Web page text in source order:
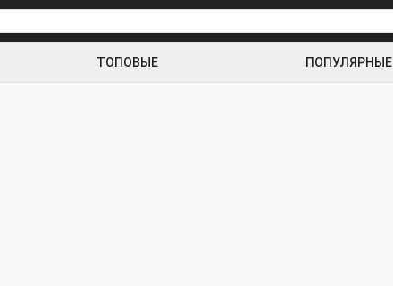
ТОПОВЫЕ ПОПУЛЯРНЫЕ